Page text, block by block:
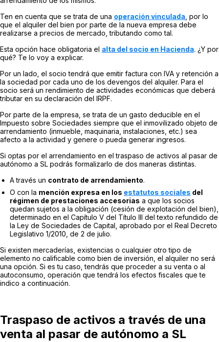
Ten en cuenta que se trata de una operación vinculada , por lo
que el alquiler del bien por parte de la nueva empresa debe
realizarse a precios de mercado, tributando como tal.
Esta opción hace obligatoria el alta del socio en Hacienda. ¿Y por
qué? Te lo voy a explicar.
Por un lado, el socio tendrá que emitir factura con IVA y retención a
la sociedad por cada uno de los devengos del alquiler. Para el
socio será un rendimiento de actividades económicas que deberá
tributar en su declaración del IRPF.
Por parte de la empresa, se trata de un gasto deducible en el
Impuesto sobre Sociedades siempre que el inmovilizado objeto de
arrendamiento (inmueble, maquinaria, instalaciones, etc.) sea
afecto a la actividad y genere o pueda generar ingresos.
Si optas por el arrendamiento en el traspaso de activos al pasar de
autónomo a SL podrás formalizarlo de dos maneras distintas.
A través un contrato de arrendamiento.
O con la mención expresa en los estatutos sociales del
régimen de prestaciones accesorias a que los socios
quedan sujetos a la obligación (cesión de explotación del bien),
determinado en el Capítulo V del Título III del texto refundido de
la Ley de Sociedades de Capital, aprobado por el Real Decreto
Legislativo 1/2010, de 2 de julio.
Si existen mercaderías, existencias o cualquier otro tipo de
elemento no calificable como bien de inversión, el alquiler no será
una opción. Si es tu caso, tendrás que proceder a su venta o al
autoconsumo, operación que tendrá los efectos fiscales que te
indico a continuación.
Traspaso de activos a través de una
venta al pasar de autónomo a SL